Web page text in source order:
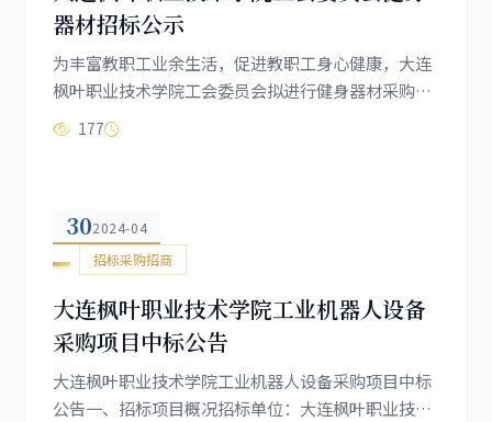
器材招标公示
为丰富教职工业余生活，促进教职工身心健康，大连
枫叶职业技术学院工会委员会拟进行健身器材采购项
目，现将相关招标事宜公示如下：一、项目基本信息
1.项目名称：大连枫叶职业技术学院工会委员会健身
起跑器4台、椭圆机1台，上肢屈伸训练器1台，史密
斯机1台，高低拉一体机1台，平板举重床1台，伸屈
腿一体机1台，分动式推肩训练器1...
177
302024-04
招标采购招商
大连枫叶职业技术学院工业机器人设备
采购项目中标公告
大连枫叶职业技术学院工业机器人设备采购项目中标
公告一、招标项目概况招标单位：大连枫叶职业技术